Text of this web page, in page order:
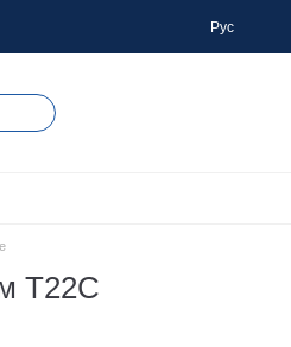
Рус
Т22С